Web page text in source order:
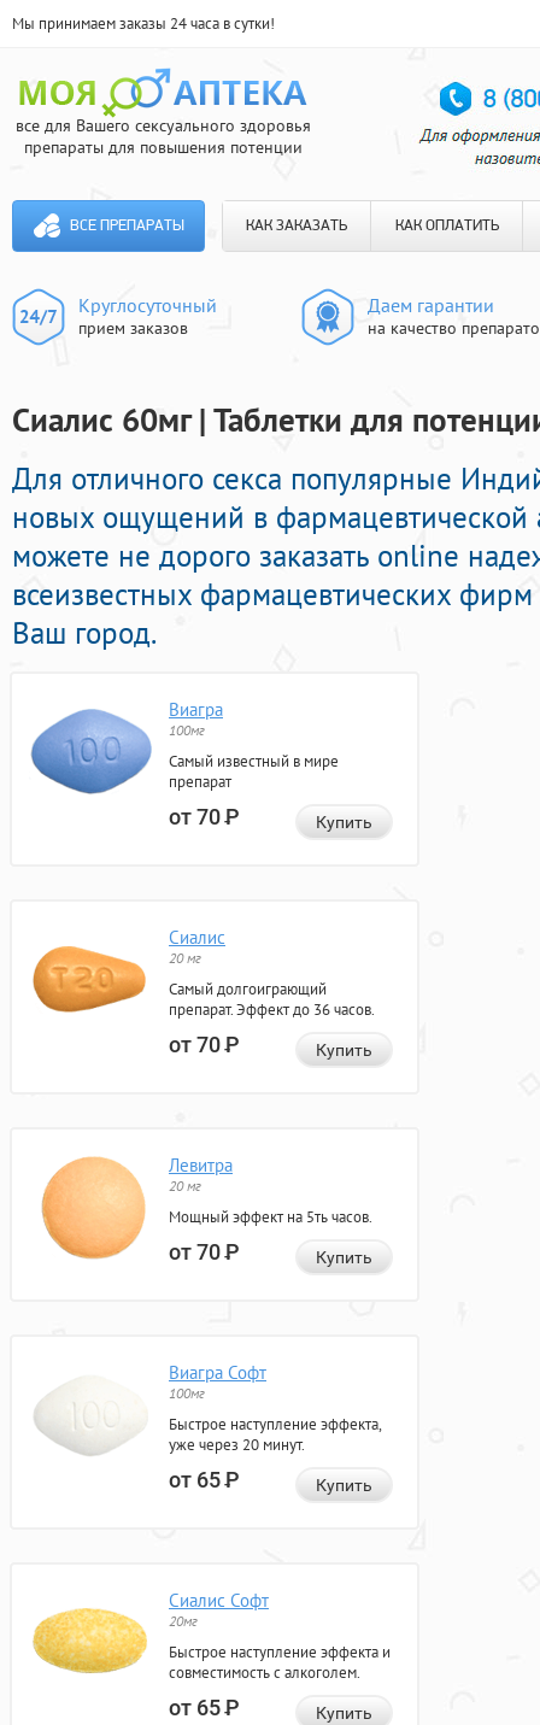
Мы принимаем заказы 24 часа в сутки!
все для Вашего сексуального здоровья
препараты для повышения потенции
ВСЕ ПРЕПАРАТЫ КАК ЗАКАЗАТЬ КАК ОПЛАТИТЬ
Круглосуточный
прием заказов
Даем гарантии
на качество
Сиалис 60мг | Таблетки для
Для отличного секса популярные
новых ощущений в фармацевтической
можете не дорого заказать online
всеизвестных фармацевтических фирм
Ваш город.
Виагра
100мг
Самый известный в мире
препарат
от 70Р Купить
Сиалис
20 мг
Самый долгоиграющий
препарат. Эффект до 36 часов.
от 70Р Купить
Левитра
20 мг
Мощный эффект на 5ть часов.
от 70Р Купить
Виагра Софт
100мг
Быстрое наступление эффекта,
уже через 20 минут.
от 65Р Купить
Сиалис Софт
20мг
Быстрое наступление эффекта и
совместимость с алкоголем.
от 65Р Купить